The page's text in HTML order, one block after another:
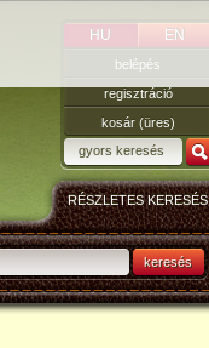
HU EN
belépés
regisztráció
kosár (üres)
RÉSZLETES KERESÉS
keresés